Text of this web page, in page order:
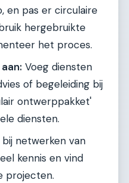
en pas er circulaire
hergebruikte
het proces.
Voeg diensten
of begeleiding bij
ontwerppakket'
diensten.
bij netwerken van
kennis en vind
projecten.